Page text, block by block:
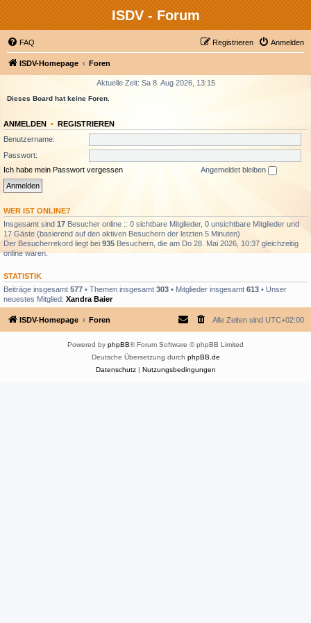
ISDV - Forum
FAQ Anmelden
Registrieren
ISDV-Homepage Foren
Aktuelle Zeit: Sa 8. Aug 2026, 13:15
Dieses Board hat keine Foren.
ANMELDEN • REGISTRIEREN
Benutzername:
Passwort:
Ich habe mein Passwort vergessen
Angemeldet bleiben
WER IST ONLINE?
Insgesamt sind 17 Besucher online :: 0 sichtbare Mitglieder, 0 unsichtbare Mitglieder und
17 Gäste (basierend auf den aktiven Besuchern der letzten 5 Minuten)
Der Besucherrekord liegt bei 935 Besuchern, die am Do 28. Mai 2026, 10:37 gleichzeitig
online waren.
STATISTIK
Beiträge insgesamt 577 • Themen insgesamt 303 • Mitglieder insgesamt 613 • Unser
neuestes Mitglied: Xandra Baier
ISDV-Homepage Foren Alle Zeiten sind UTC+02:00
Powered by phpBB® Forum Software © phpBB Limited
Deutsche Übersetzung durch phpBB.de
Datenschutz| Nutzungsbedingungen